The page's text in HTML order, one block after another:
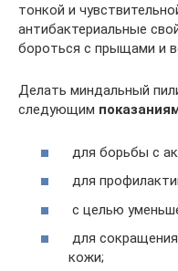
тонкой и
антибактериальные
бороться с прыщами и
Делать миндальный
следующим
для борьбы с
для
с целью
для
кожи;